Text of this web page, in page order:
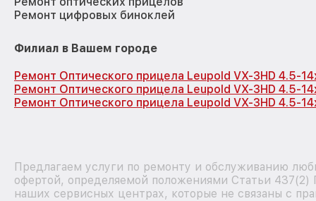
Ремонт цифровых биноклей
Филиал в Вашем городе
Ремонт Оптического прицела Leupold VX-3HD 4.5-
Ремонт Оптического прицела Leupold VX-3HD 4.5-
Ремонт Оптического прицела Leupold VX-3HD 4.5-
Предлагаем услуги по ремонту и обслуживанию
офертой, определяемой положениями Статьи 437(2)
наших сервисных центрах, которые не связаны с